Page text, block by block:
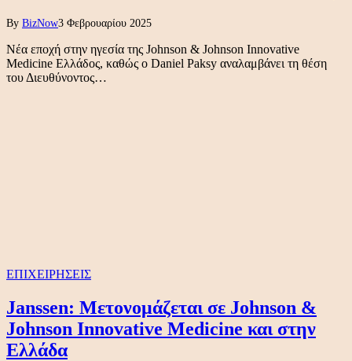
By BizNow3 Φεβρουαρίου 2025
Νέα εποχή στην ηγεσία της Johnson & Johnson Innovative
Medicine Ελλάδος, καθώς ο Daniel Paksy αναλαμβάνει τη θέση
του Διευθύνοντος…
ΕΠΙΧΕΙΡΗΣΕΙΣ
Janssen: Μετονομάζεται σε Johnson &
Johnson Innovative Medicine και στην
Ελλάδα